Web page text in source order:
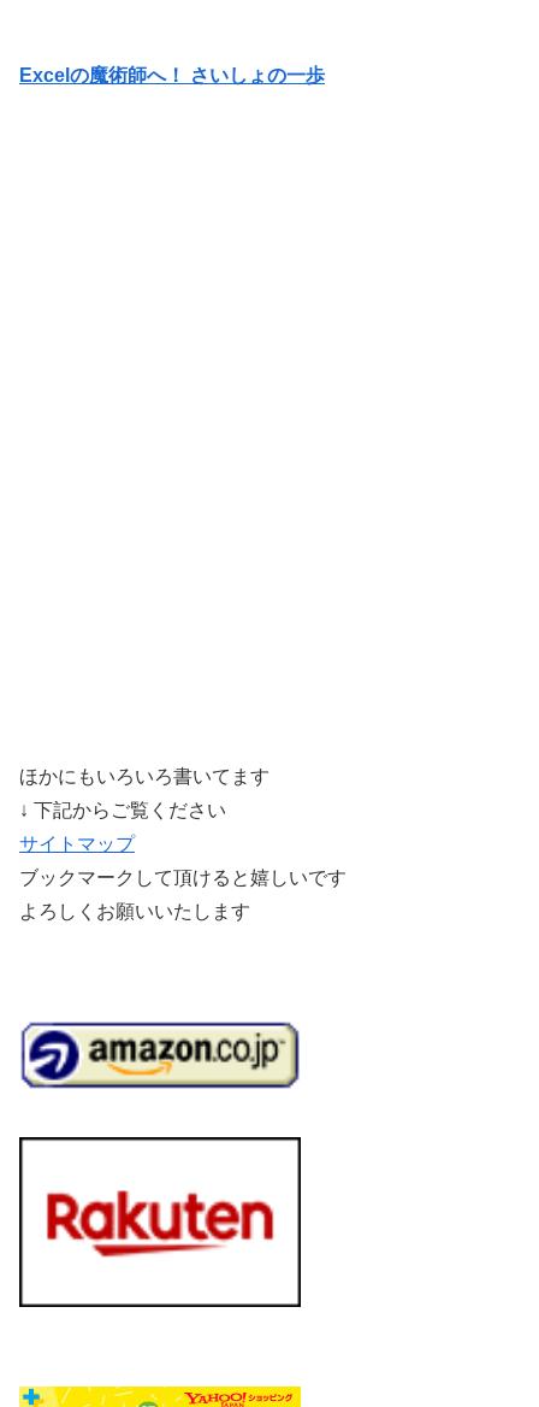
Excelの魔術師へ！ さいしょの一歩
ほかにもいろいろ書いてます
↓ 下記からご覧ください
サイトマップ
ブックマークして頂けると嬉しいです
よろしくお願いいたします